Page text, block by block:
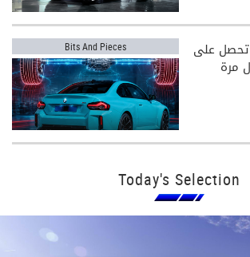
Bits And Pieces بي إم دبليو M2 تحصل على
Today's Selection